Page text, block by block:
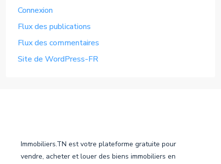
Connexion
Flux des publications
Flux des commentaires
Site de WordPress-FR
Immobiliers.TN est votre plateforme gratuite pour
vendre, acheter et louer des biens immobiliers en